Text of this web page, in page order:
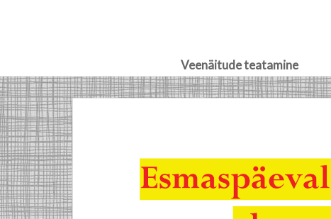
Skip
to
content
Veenäitude teatamine